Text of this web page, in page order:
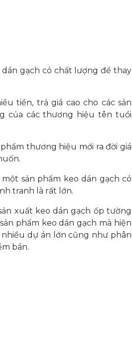
gạch có chất lượng để thay
tiền, trả giá cao cho các sản
của các thương hiệu tên tuổi
thương hiệu mới ra đời giá
sản phẩm keo dán gạch có
tranh là rất lớn.
xuất keo dán gạch ốp tường
phẩm keo dán gạch mà hiện
dự án lớn cũng như phân
bán.